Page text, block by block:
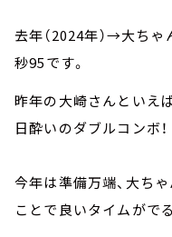
去年（2024年）→大ち
秒95です。
昨年の大崎さんといえ
日酔いのダブルコンボ！
今年は準備万端、大ち
ことで良いタイムがで